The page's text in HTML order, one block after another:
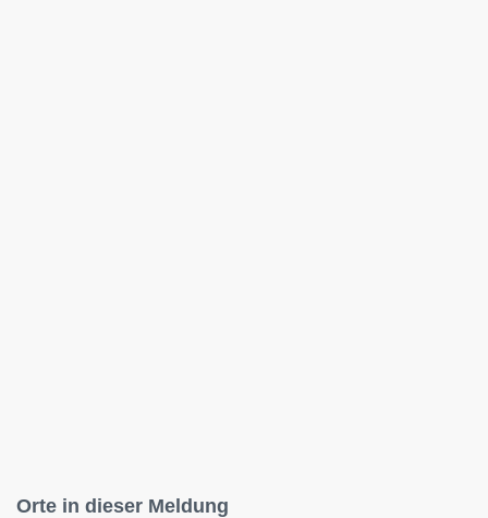
Orte in dieser Meldung